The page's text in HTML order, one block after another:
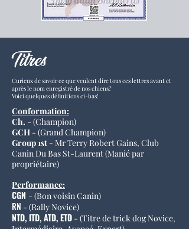
Titres
Curieux de savoir ce que veulent dire tous ces lettres avant et
après le nom enregistré de nos chiens?
Voici quelques définitions ci-bas!
Conformation:
Ch. - (Champion)
GCH - (Grand Champion)
Group 1st - Mr Terry Robert Gains, Club
Canin Du Bas St-Laurent (Manié par
propriétaire)
Performance:
CGN - (Bon voisin Canin)
RN - (Rally Novice)
NTD, ITD, ATD, ETD - (Titre de trick dog Novice,